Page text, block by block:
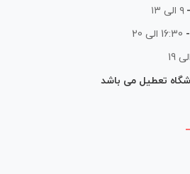
۹ الی ۱۳
16:30 الی 20
تعطیل می باشد